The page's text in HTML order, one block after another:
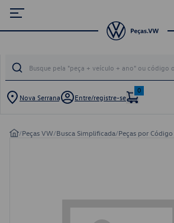
Nova Serrana Entre/registre-se
0
/Peças VW/Busca Simplificada/Peças por